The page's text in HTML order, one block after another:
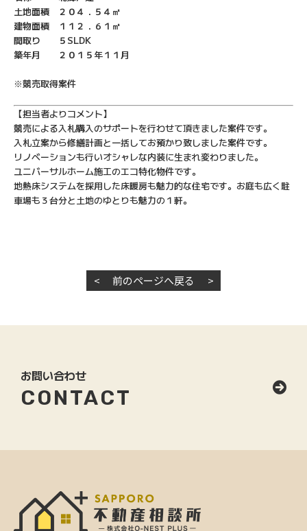
土地面積 ２０４．５４㎡
建物面積 １１２．６１㎡
間取り ５SLDK
築年月 ２０１５年１１月
※競売取得案件
【担当者よりコメント】
競売による入札購入のサポートを行わせて頂きました案件です。
入札立案から修繕計画と一括してお預かり致しました案件です。
リノベーションも行いオシャレな内装に生まれ変わりました。
ユニバーサルホーム施工のエコ特化物件です。
地熱床システムを採用した床暖房も魅力的な住宅です。お庭も広く駐
車場も３台分と土地のゆとりも魅力の１軒。
< 前のページへ戻る >
お問い合わせ
CONTACT